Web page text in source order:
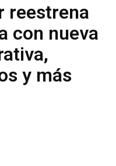
reestrena
con nueva
y más